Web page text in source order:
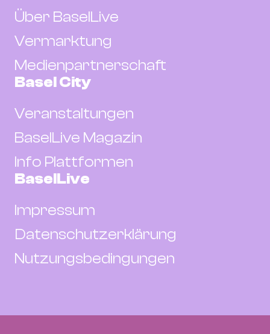
Über BaselLive
Vermarktung
Medienpartnerschaft
Basel City
Veranstaltungen
BaselLive Magazin
Info Plattformen
BaselLive
Impressum
Datenschutzerklärung
Nutzungsbedingungen